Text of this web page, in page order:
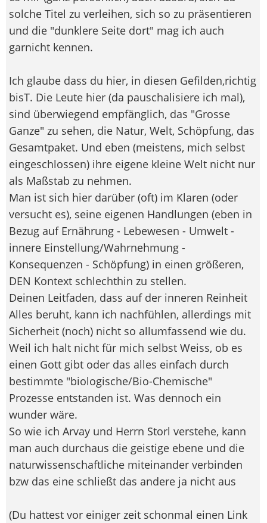
solche Titel zu verleihen, sich so zu präsentieren
und die "dunklere Seite dort" mag ich auch
garnicht kennen.
Ich glaube dass du hier, in diesen Gefilden,richtig
bisT. Die Leute hier (da pauschalisiere ich mal),
sind überwiegend empfänglich, das "Grosse
Ganze" zu sehen, die Natur, Welt, Schöpfung, das
Gesamtpaket. Und eben (meistens, mich selbst
eingeschlossen) ihre eigene kleine Welt nicht nur
als Maßstab zu nehmen.
Man ist sich hier darüber (oft) im Klaren (oder
versucht es), seine eigenen Handlungen (eben in
Bezug auf Ernährung - Lebewesen - Umwelt -
innere Einstellung/Wahrnehmung -
Konsequenzen - Schöpfung) in einen größeren,
DEN Kontext schlechthin zu stellen.
Deinen Leitfaden, dass auf der inneren Reinheit
Alles beruht, kann ich nachfühlen, allerdings mit
Sicherheit (noch) nicht so allumfassend wie du.
Weil ich halt nicht für mich selbst Weiss, ob es
einen Gott gibt oder das alles einfach durch
bestimmte "biologische/Bio-Chemische"
Prozesse entstanden ist. Was dennoch ein
wunder wäre.
So wie ich Arvay und Herrn Storl verstehe, kann
man auch durchaus die geistige ebene und die
naturwissenschaftliche miteinander verbinden
bzw das eine schließt das andere ja nicht aus
(Du hattest vor einiger zeit schonmal einen Link